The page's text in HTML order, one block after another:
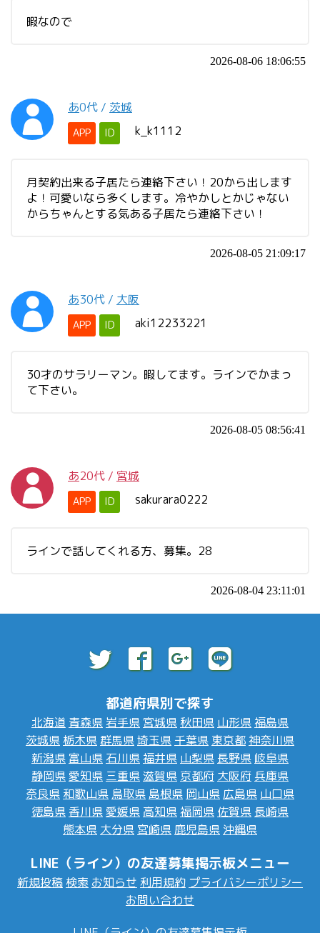
暇なので
2026-08-06 18:06:55
あ0代 / 茨城
APP ID k_k1112
月契約出来る子居たら連絡下さい！20から出します
よ！可愛いなら多くします。冷やかしとかじゃない
からちゃんとする気ある子居たら連絡下さい！
2026-08-05 21:09:17
あ30代 / 大阪
APP ID aki12233221
30才のサラリーマン。暇してます。ラインでかまっ
て下さい。
2026-08-05 08:56:41
あ20代 / 宮城
APP ID sakurara0222
ラインで話してくれる方、募集。28
2026-08-04 23:11:01
都道府県別で探す
北海道 青森県 岩手県 宮城県 秋田県 山形県福島県
茨城県 栃木県群馬県埼玉県 千葉県 東京都神奈川県
新潟県 富山県 石川県福井県 山梨県 長野県 岐阜県
静岡県愛知県 三重県滋賀県 京都府 大阪府 兵庫県
奈良県 和歌山県 鳥取県 島根県 岡山県 広島県 山口県
徳島県 香川県愛媛県 高知県福岡県 佐賀県 長崎県
熊本県 大分県 宮崎県 鹿児島県 沖縄県
LINE（ライン）の友達募集掲示板メニュー
新規投稿 検索 お知らせ 利用規約 プライバシーポリシー
お問い合わせ